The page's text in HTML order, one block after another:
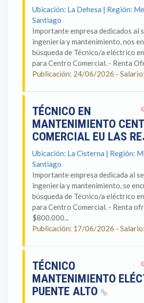
Ubicación: La Dehesa | Región:
Santiago
Importante empresa dedicados al
ingeniería y mantenimiento, nos
búsqueda de Técnico/a eléctrico
para Centro Comercial. - Renta
Publicación: 24/06/2026 -
TÉCNICO EN
MANTENIMIENTO
COMERCIAL EU LAS
Ubicación: La Cisterna | Región:
Santiago
Importante empresa dedicada al
ingeniería y mantenimiento, se
búsqueda de Técnico/a eléctrico
para Centro Comercial. - Renta
$800.000...
Publicación: 17/06/2026 -
TÉCNICO
MANTENIMIENTO
PUENTE ALTO